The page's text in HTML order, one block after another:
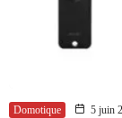
Domotique 5 juin